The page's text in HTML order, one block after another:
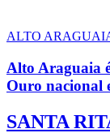
ALTO
Alto Araguaia
Ouro nacional
SANTA